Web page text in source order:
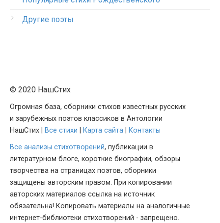
Другие поэты
© 2020 НашСтих
Огромная база, сборники стихов известных русских
и зарубежных поэтов классиков в Антологии
НашСтих |
Все стихи Карта сайта
Контакты
Все анализы стихотворений, публикации в
литературном блоге, короткие биографии, обзоры
творчества на страницах поэтов, сборники
защищены авторским правом. При копировании
авторских материалов ссылка на источник
обязательна! Копировать материалы на аналогичные
интернет-библиотеки стихотворений - запрещено.